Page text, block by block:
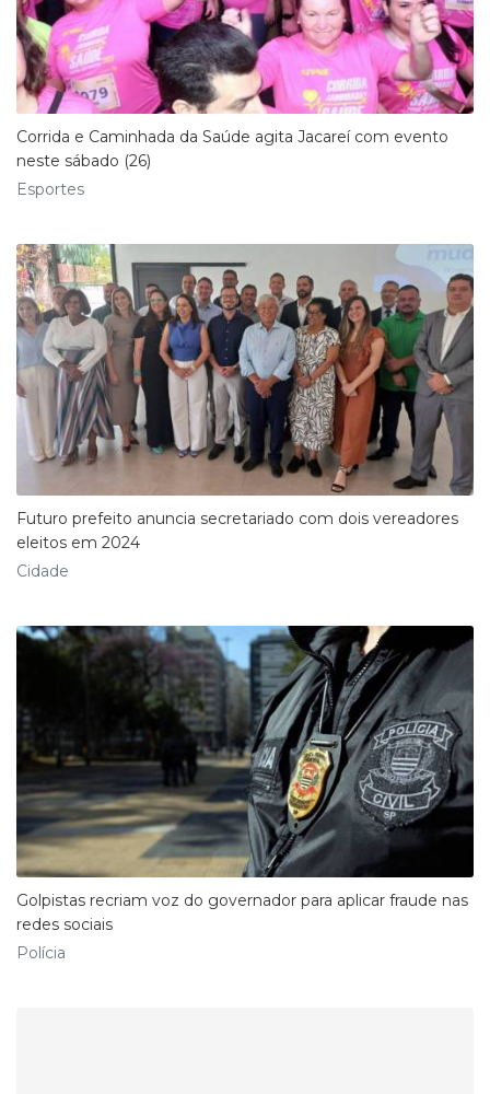
Corrida e Caminhada da Saúde agita Jacareí com evento
neste sábado (26)
Esportes
Futuro prefeito anuncia secretariado com dois vereadores
eleitos em 2024
Cidade
Golpistas recriam voz do governador para aplicar fraude nas
redes sociais
Polícia